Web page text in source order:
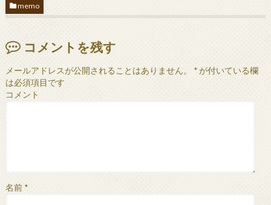
memo
コメントを残す
メールアドレスが公開されることはありません。 *が付いている欄
は必須項目です
コメント
名前 *